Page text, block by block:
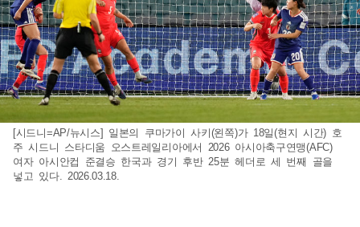
[시드니=AP/뉴시스] 일본의 쿠마가이 사키(왼쪽)가 18일(현지 시간) 호
주 시드니 스타디움 오스트레일리아에서 2026 아시아축구연맹(AFC)
여자 아시안컵 준결승 한국과 경기 후반 25분 헤더로 세 번째 골을
넣고 있다. 2026.03.18.